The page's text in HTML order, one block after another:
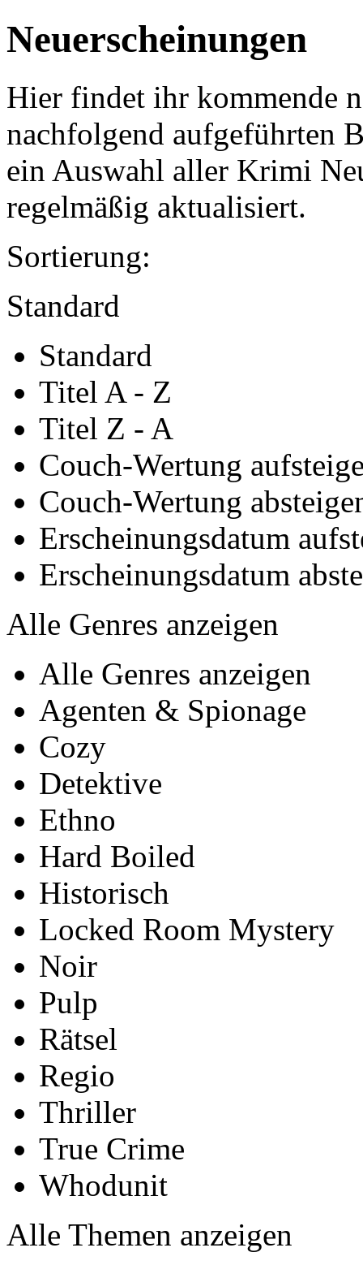
Neuerscheinungen
Hier findet ihr kommende
nachfolgend aufgeführten
ein Auswahl aller Krimi
regelmäßig aktualisiert.
Sortierung:
Standard
Standard
Titel A - Z
Titel Z - A
Couch-Wertung
Couch-Wertung
Erscheinungsdatum
Erscheinungsdatum
Alle Genres anzeigen
Alle Genres anzeigen
Agenten & Spionage
Cozy
Detektive
Ethno
Hard Boiled
Historisch
Locked Room Mystery
Noir
Pulp
Rätsel
Regio
Thriller
True Crime
Whodunit
Alle Themen anzeigen